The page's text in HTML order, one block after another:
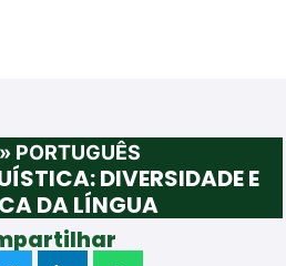
» PORTUGUÊS
DIVERSIDADE E
DA LÍNGUA